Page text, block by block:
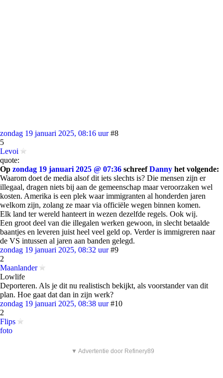
zondag 19 januari 2025, 08:16 uur #8
5
Levoi
quote:
Op zondag 19 januari 2025 @ 07:36 schreefDanny het volgende:
Waarom doet de media alsof dit iets slechts is? Die mensen zijn er
illegaal, dragen niets bij aan de gemeenschap maar veroorzaken wel
kosten. Amerika is een plek waar immigranten al honderden jaren
welkom zijn, zolang ze maar via officiële wegen binnen komen.
Elk land ter wereld hanteert in wezen dezelfde regels. Ook wij.
Een groot deel van die illegalen werken gewoon, in slecht betaalde
baantjes en leveren juist heel veel geld op. Verder is immigreren naar
de VS intussen al jaren aan banden gelegd.
zondag 19 januari 2025, 08:32 uur #9
2
Maanlander
Lowlife
Deporteren. Als je dit nu realistisch bekijkt, als voorstander van dit
plan. Hoe gaat dat dan in zijn werk?
zondag 19 januari 2025, 08:38 uur #10
2
Flips
foto
▼ Advertentie door Refinery89